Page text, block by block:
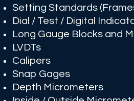
Setting Standards
Dial / Test / Digital
Long Gauge Blocks and
LVDTs
Calipers
Snap Gages
Depth Micrometers